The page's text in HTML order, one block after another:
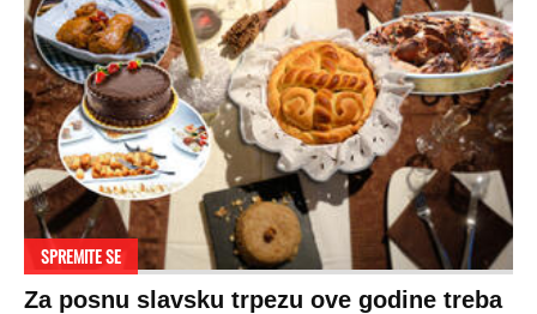
SPREMITE SE
Za posnu slavsku trpezu ove godine treba